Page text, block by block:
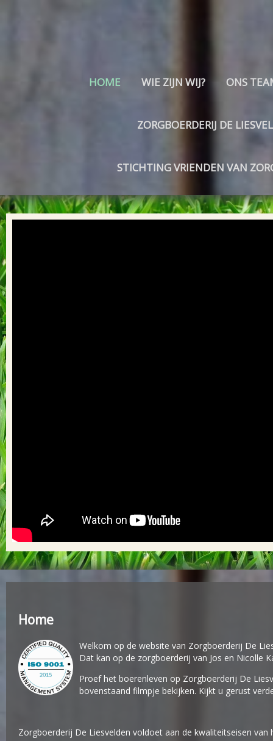
HOME WIE ZIJN WIJ? ONS
ZORGBOERDERIJ DE
STICHTING VRIENDEN VAN
Home
Welkom op de website van Zorgboerderij De
Dat kan op de zorgboerderij van Jos en Nicolle
Proef het boerenleven op Zorgboerderij De
bovenstaand filmpje bekijken. Kijkt u gerust
Zorgboerderij De Liesvelden voldoet aan de kwaliteitseisen van